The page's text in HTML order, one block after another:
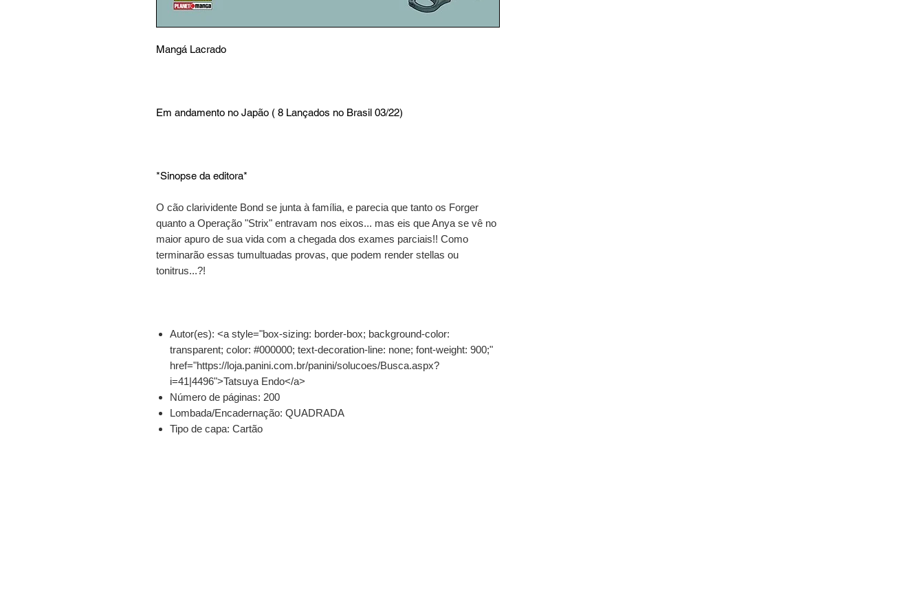
Mangá Lacrado
Em andamento no Japão ( 8 Lançados no Brasil 03/22)
*Sinopse da editora*
O cão clarividente Bond se junta à família, e parecia que tanto os Forger
quanto a Operação "Strix" entravam nos eixos... mas eis que Anya se vê no
maior apuro de sua vida com a chegada dos exames parciais!! Como
terminarão essas tumultuadas provas, que podem render stellas ou
tonitrus...?!
Autor(es): <a style="box-sizing: border-box; background-color:
transparent; color: #000000; text-decoration-line: none; font-weight: 900;"
href="https://loja.panini.com.br/panini/solucoes/Busca.aspx?
i=41|4496">Tatsuya Endo</a>
Número de páginas: 200
Lombada/Encadernação: QUADRADA
Tipo de capa: Cartão